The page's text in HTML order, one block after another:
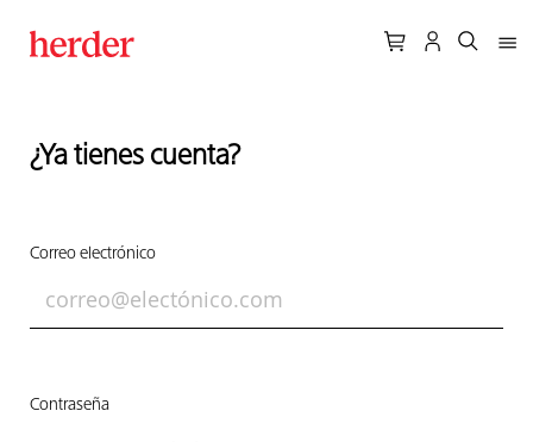
¿Ya tienes cuenta?
Correo electrónico
Contraseña